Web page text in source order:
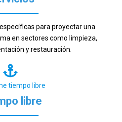
para proyectar una
en sectores como limpieza,
y restauración.
tiempo libre
libre